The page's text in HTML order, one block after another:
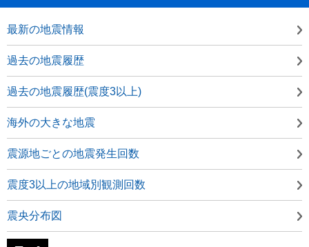
最新の地震情報
過去の地震履歴
過去の地震履歴(震度3以上)
海外の大きな地震
震源地ごとの地震発生回数
震度3以上の地域別観測回数
震央分布図